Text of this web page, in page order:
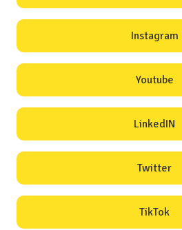
Instagram
Youtube
LinkedIN
Twitter
TikTok